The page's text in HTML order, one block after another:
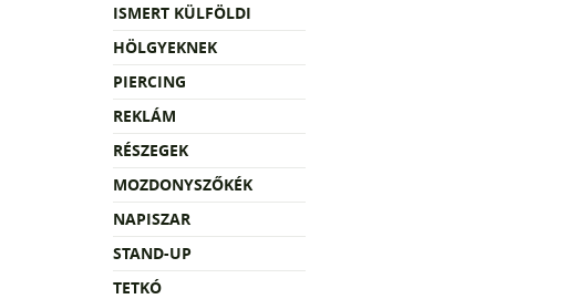
ISMERT KÜLFÖLDI
HÖLGYEKNEK
PIERCING
REKLÁM
RÉSZEGEK
MOZDONYSZŐKÉK
NAPISZAR
STAND-UP
TETKÓ